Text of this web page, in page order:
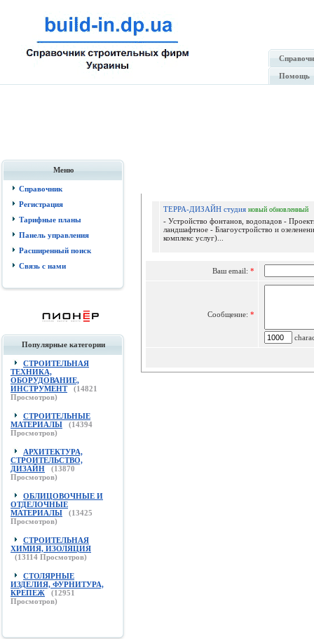
Помощь
Меню
Справочник
Регистрация
Тарифные планы
Панель управления
Расширенный поиск
Связь с нами
Популярные категории
СТРОИТЕЛЬНАЯ
ТЕХНИКА,
ОБОРУДОВАНИЕ,
ИНСТРУМЕНТ
(14821
Просмотров)
СТРОИТЕЛЬНЫЕ
МАТЕРИАЛЫ
(14394
Просмотров)
АРХИТЕКТУРА,
СТРОИТЕЛЬСТВО,
ДИЗАЙН
(13870
Просмотров)
ОБЛИЦОВОЧНЫЕ И
ОТДЕЛОЧНЫЕ
МАТЕРИАЛЫ
(13425
Просмотров)
СТРОИТЕЛЬНАЯ
ХИМИЯ, ИЗОЛЯЦИЯ
(13114 Просмотров)
СТОЛЯРНЫЕ
ИЗДЕЛИЯ, ФУРНИТУРА,
КРЕПЕЖ
(12951
Просмотров)
ТЕРРА-ДИЗАЙН студия новый обновленный
- Устройство фонтанов, водопадов -
ландшафтное - Благоустройство и
комплекс услуг)...
Ваш email: *
Сообщение: *